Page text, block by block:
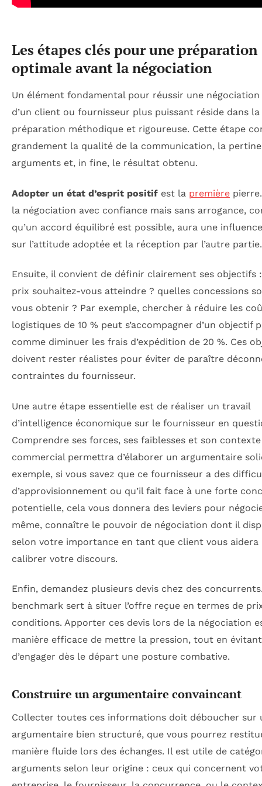
Les étapes clés pour une préparation
optimale avant la négociation
Un élément fondamental pour réussir une négociation
d’un client ou fournisseur plus puissant réside dans la
préparation méthodique et rigoureuse. Cette étape
grandement la qualité de la communication, la
arguments et, in fine, le résultat obtenu.
Adopter un état d’esprit positif est la première
la négociation avec confiance mais sans arrogance,
qu’un accord équilibré est possible, aura une
sur l’attitude adoptée et la réception par l’autre partie.
Ensuite, il convient de définir clairement ses objectifs
prix souhaitez-vous atteindre ? quelles concessions
vous obtenir ? Par exemple, chercher à réduire les
logistiques de 10 % peut s’accompagner d’un objectif
comme diminuer les frais d’expédition de 20 %. Ces
doivent rester réalistes pour éviter de paraître
contraintes du fournisseur.
Une autre étape essentielle est de réaliser un travail
d’intelligence économique sur le fournisseur en
Comprendre ses forces, ses faiblesses et son contexte
commercial permettra d’élaborer un argumentaire
exemple, si vous savez que ce fournisseur a des
d’approvisionnement ou qu’il fait face à une forte
potentielle, cela vous donnera des leviers pour
même, connaître le pouvoir de négociation dont il
selon votre importance en tant que client vous aidera
calibrer votre discours.
Enfin, demandez plusieurs devis chez des
benchmark sert à situer l’offre reçue en termes de
conditions. Apporter ces devis lors de la négociation
manière efficace de mettre la pression, tout en évitant
d’engager dès le départ une posture combative.
Construire un argumentaire convaincant
Collecter toutes ces informations doit déboucher sur
argumentaire bien structuré, que vous pourrez
manière fluide lors des échanges. Il est utile de
arguments selon leur origine : ceux qui concernent